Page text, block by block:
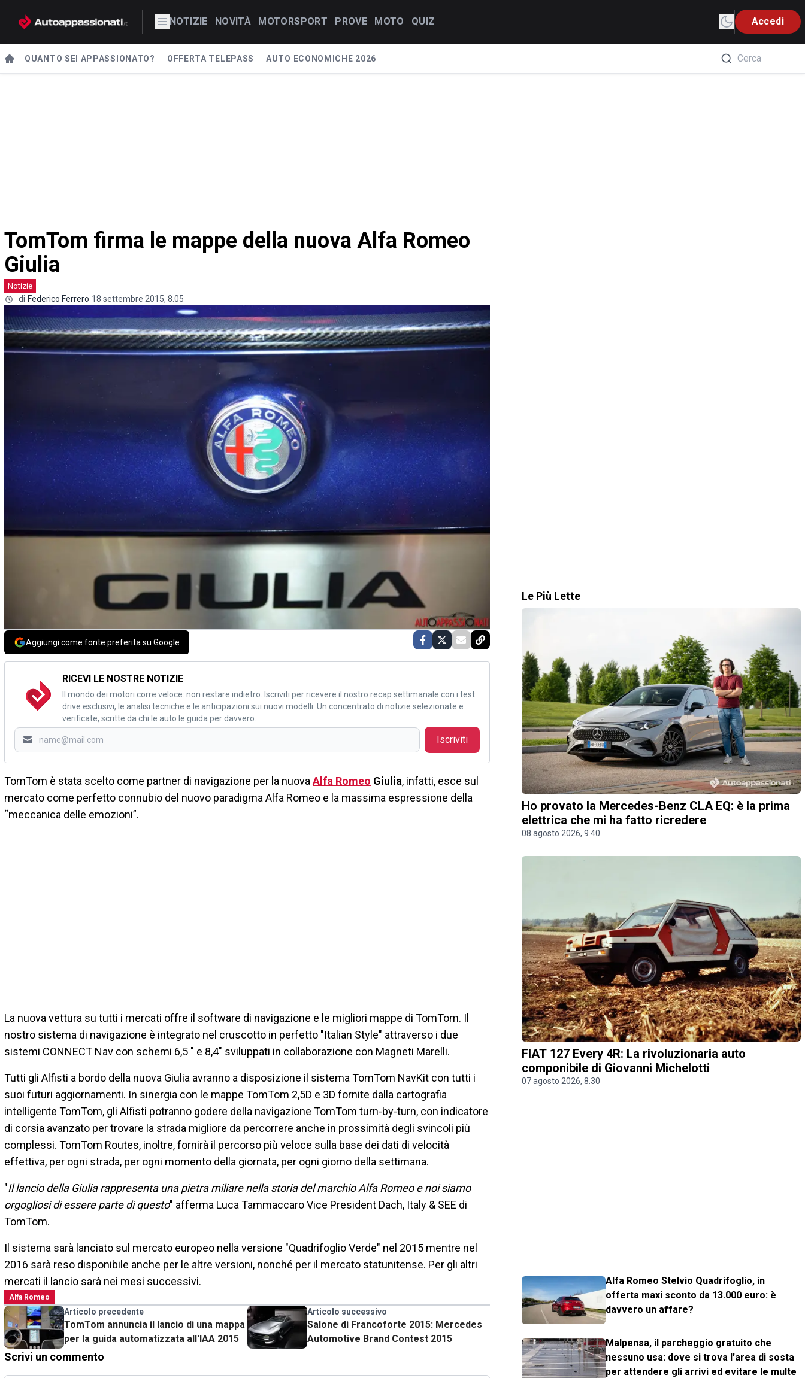
NOTIZIE NOVITÀ MOTORSPORT PROVE MOTO QUIZ Accedi
QUANTO SEI APPASSIONATO? OFFERTA TELEPASS AUTO ECONOMICHE 2026
TomTom firma le mappe della nuova Alfa Romeo
Giulia
Notizie
di Federico Ferrero 18 settembre 2015, 8.05
Aggiungi come fonte preferita su Google
RICEVI LE NOSTRE NOTIZIE
Il mondo dei motori corre veloce: non restare indietro. Iscriviti per ricevere il nostro recap settimanale con i test
drive esclusivi, le analisi tecniche e le anticipazioni sui nuovi modelli. Un concentrato di notizie selezionate e
verificate, scritte da chi le auto le guida per davvero.
Iscriviti
TomTom è stata scelto come partner di navigazione per la nuova Alfa Romeo Giulia, infatti, esce sul
mercato come perfetto connubio del nuovo paradigma Alfa Romeo e la massima espressione della
“meccanica delle emozioni”.
La nuova vettura su tutti i mercati offre il software di navigazione e le migliori mappe di TomTom. Il
nostro sistema di navigazione è integrato nel cruscotto in perfetto "Italian Style" attraverso i due
sistemi CONNECT Nav con schemi 6,5 " e 8,4" sviluppati in collaborazione con Magneti Marelli.
Tutti gli Alfisti a bordo della nuova Giulia avranno a disposizione il sistema TomTom NavKit con tutti i
suoi futuri aggiornamenti. In sinergia con le mappe TomTom 2,5D e 3D fornite dalla cartografia
intelligente TomTom, gli Alfisti potranno godere della navigazione TomTom turn-by-turn, con indicatore
di corsia avanzato per trovare la strada migliore da percorrere anche in prossimità degli svincoli più
complessi. TomTom Routes, inoltre, fornirà il percorso più veloce sulla base dei dati di velocità
effettiva, per ogni strada, per ogni momento della giornata, per ogni giorno della settimana.
"Il lancio della Giulia rappresenta una pietra miliare nella storia del marchio Alfa Romeo e noi siamo
orgogliosi di essere parte di questo" afferma Luca Tammaccaro Vice President Dach, Italy & SEE di
TomTom.
Il sistema sarà lanciato sul mercato europeo nella versione "Quadrifoglio Verde" nel 2015 mentre nel
2016 sarà reso disponibile anche per le altre versioni, nonché per il mercato statunitense. Per gli altri
mercati il lancio sarà nei mesi successivi.
Alfa Romeo
Articolo precedente
TomTom annuncia il lancio di una mappa
per la guida automatizzata all'IAA 2015
Articolo successivo
Salone di Francoforte 2015: Mercedes
Automotive Brand Contest 2015
Scrivi un commento
Le Più Lette
Ho provato la Mercedes-Benz CLA EQ: è la prima
elettrica che mi ha fatto ricredere
08 agosto 2026, 9.40
FIAT 127 Every 4R: La rivoluzionaria auto
componibile di Giovanni Michelotti
07 agosto 2026, 8.30
Alfa Romeo Stelvio Quadrifoglio, in
offerta maxi sconto da 13.000 euro: è
davvero un affare?
Malpensa, il parcheggio gratuito che
nessuno usa: dove si trova l'area di sosta
per attendere gli arrivi ed evitare le multe